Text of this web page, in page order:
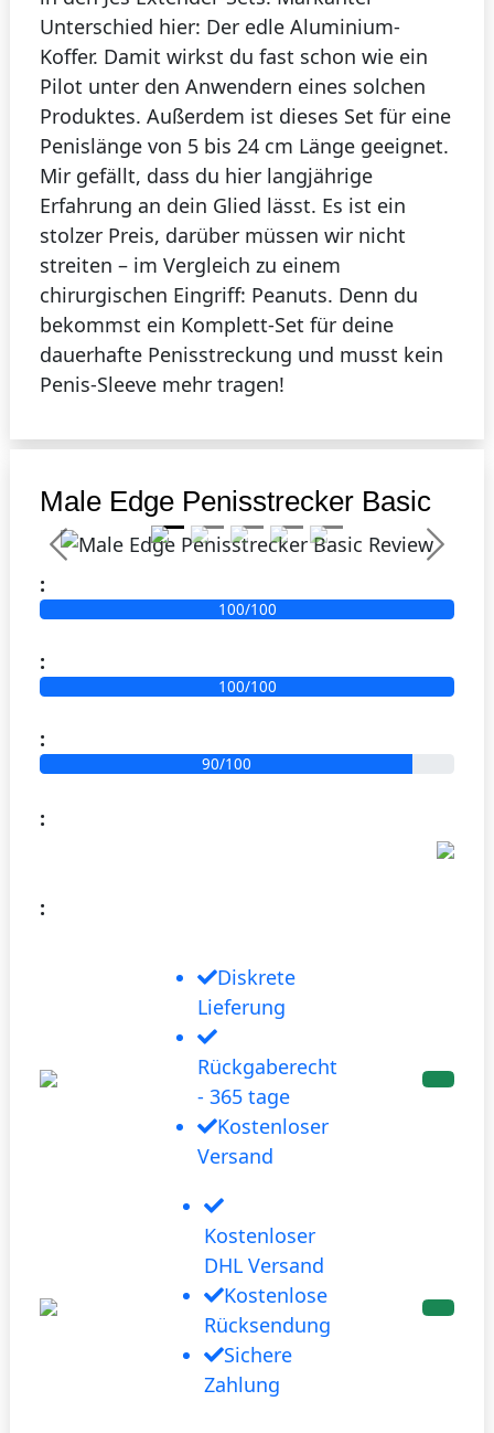
Unterschied hier: Der edle Aluminium-
Koffer. Damit wirkst du fast schon wie ein
Pilot unter den Anwendern eines solchen
Produktes. Außerdem ist dieses Set für eine
Penislänge von 5 bis 24 cm Länge geeignet.
Mir gefällt, dass du hier langjährige
Erfahrung an dein Glied lässt. Es ist ein
stolzer Preis, darüber müssen wir nicht
streiten – im Vergleich zu einem
chirurgischen Eingriff: Peanuts. Denn du
bekommst ein Komplett-Set für deine
dauerhafte Penisstreckung und musst kein
Penis-Sleeve mehr tragen!
Male Edge Penisstrecker Basic
Previous
Next
:
100/100
:
100/100
:
90/100
:
:
Diskrete
Lieferung
Rückgaberecht
- 365 tage
Kostenloser
Versand
Kostenloser
DHL Versand
Kostenlose
Rücksendung
Sichere
Zahlung